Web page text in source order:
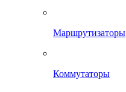
Маршрутизаторы
Коммутаторы